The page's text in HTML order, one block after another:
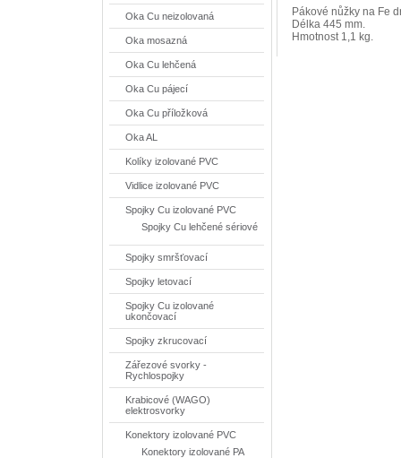
Oka Cu neizolovaná
Oka mosazná
Oka Cu lehčená
Oka Cu pájecí
Oka Cu příložková
Oka AL
Kolíky izolované PVC
Vidlice izolované PVC
Spojky Cu izolované PVC
Spojky Cu lehčené sériové
Spojky smršťovací
Spojky letovací
Spojky Cu izolované
ukončovací
Spojky zkrucovací
Zářezové svorky -
Rychlospojky
Krabicové (WAGO)
elektrosvorky
Konektory izolované PVC
Konektory izolované PA
Pákové nůžky na Fe
Délka 445 mm.
Hmotnost 1,1 kg.